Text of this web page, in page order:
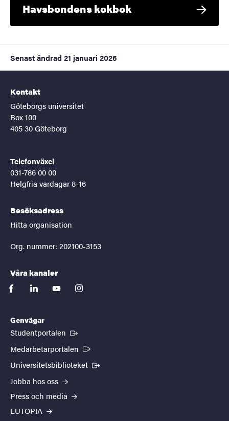
Havsbondens kokbok
Senast ändrad 21 januari 2025
Kontakt
Göteborgs universitet
Box 100
405 30 Göteborg
Telefonväxel
031-786 00 00
Helgfria vardagar 8-16
Besöksadress
Hitta organisation
Org. nummer: 202100-3153
Våra kanaler
facebooklinkedinyoutubeinstagram
Genvägar
Studentportalen (Extern länk)
Medarbetarportalen (Extern länk)
Universitetsbiblioteket (Extern länk)
Jobba hos oss
Press och media
EUTOPIA